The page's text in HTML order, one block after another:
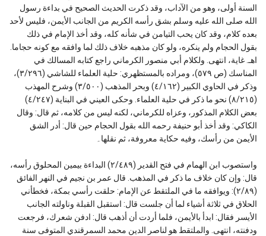
السنة أولى، وهو من الآداب، وقد ذكرت الحديث الصحيح في بداءة رسول
الله صلى الله عليه وسلم بشق رأسه الكريم من الجانب الأيمن، فليس لأحد
بعده كلام، وقد كان يحب التيامن في شأنه كله، وقد أخذ الإمام في ذلك
بقول الحجام ولم ينكره، ولو كان مذهبه خلاف ذلك لما وافقه مع كونه حجاما.
اهـ. غاية، انتهى. ولكلام أبي منصور الكرماني راجع كتابه المسالك في
المناسك (ص ٥٧٩)، ومراده بالمستظهري: حلية العلماء للشاشي (٣/٢٩٦)،
وذكر في الحاوي الكبير (٤/١٦٢) وبحر المذهب (٣/٥٠٠) وشرح المهذب
(٨/٢١٥) نحو ما ذكر في حلية العلماء. وحكى العيني في البناية (٤/٢٤٧)
بعض الكلام المذكور، وعزاه للكرماني، لكنه ليس من كلامه، ثم قال: وقال
الكاكي: وقد أخذ أبو حنيفة رحمه الله بقول الحجام حين قال: أدر الشق
الأيمن من رأسك، وفيه حكاية معروفة، ثم نقلها۔
واستصوب ابن الهمام في فتح القدير (٢/٤٨٩) البداءة بيمين المحلوق رأسه،
قال: وإن كان خلاف ما ذكر في المذهب. قال عمر بن نجيم في النهر الفائق
(٢/٨٩): ويوافقه ما في الملتقط عن الإمام: حلقت رأسي بمكة، فخطأني
الحلاق في ثلاثة أشياء لما أن جلست قال: استقبل القبلة وناولته الجانب
الأيسر فقال: ابدأ بالأيمن، فلما أردت أن أذهب قال: ادفن شعرك، فرجعت
ودفنته، انتهى. والملتقط هو لناصر الدين محمد السمرقندي المتوفى سنة